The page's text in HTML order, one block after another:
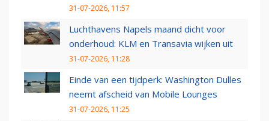
31-07-2026, 11:57
Luchthavens Napels maand dicht voor
onderhoud: KLM en Transavia wijken uit
31-07-2026, 11:28
Einde van een tijdperk: Washington Dulles
neemt afscheid van Mobile Lounges
31-07-2026, 11:25